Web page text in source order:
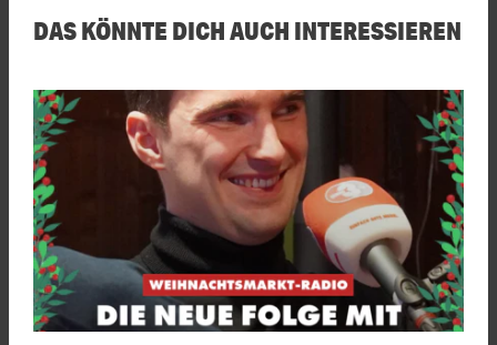
DAS KÖNNTE DICH AUCH INTERESSIEREN